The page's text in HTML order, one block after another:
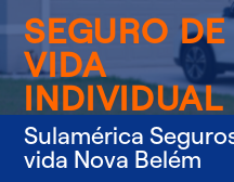
SEGURO DE
VIDA
INDIVIDUAL
Sulamérica
vida Nova Belém